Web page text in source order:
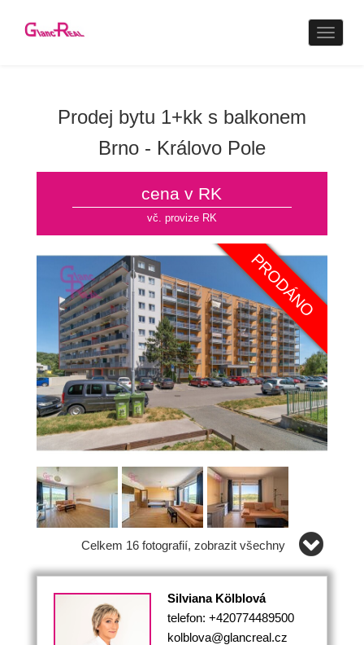
Prodej bytu 1+kk s balkonem
Brno - Královo Pole
cena v RK
vč. provize RK
Celkem 16 fotografií, zobrazit všechny
Silviana Kölblová
telefon: +420774489500
kolblova@glancreal.cz